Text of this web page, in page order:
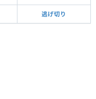
逃げ切り